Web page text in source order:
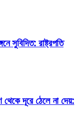
সুবিদিত: রাষ্ট্রপতি
দূরে ঠেলে না দেয়: